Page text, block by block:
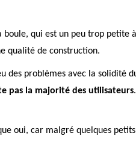
qui est un peu trop petite
qualité de construction.
des problèmes avec la solidité
pas la majorité des utilisateurs
oui, car malgré quelques